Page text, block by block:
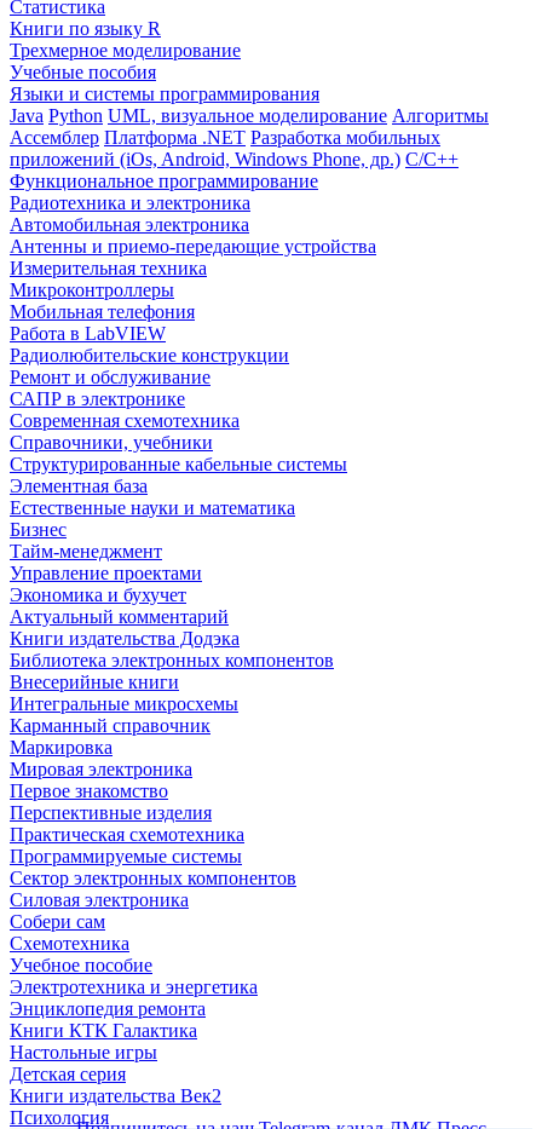
Статистика
Книги по языку R
Трехмерное моделирование
Учебные пособия
Языки и системы программирования
Java Python UML, визуальное моделирование Алгоритмы
Ассемблер Платформа .NET Разработка мобильных
приложений (iOs, Android, Windows Phone, др.) С/С++
Функциональное программирование
Радиотехника и электроника
Автомобильная электроника
Антенны и приемо-передающие устройства
Измерительная техника
Микроконтроллеры
Мобильная телефония
Работа в LabVIEW
Радиолюбительские конструкции
Ремонт и обслуживание
САПР в электронике
Современная схемотехника
Справочники, учебники
Структурированные кабельные системы
Элементная база
Естественные науки и математика
Бизнес
Тайм-менеджмент
Управление проектами
Экономика и бухучет
Актуальный комментарий
Книги издательства Додэка
Библиотека электронных компонентов
Внесерийные книги
Интегральные микросхемы
Карманный справочник
Маркировка
Мировая электроника
Первое знакомство
Перспективные изделия
Практическая схемотехника
Программируемые системы
Сектор электронных компонентов
Силовая электроника
Собери сам
Схемотехника
Учебное пособие
Электротехника и энергетика
Энциклопедия ремонта
Книги КТК Галактика
Настольные игры
Детская серия
Книги издательства Век2
Психология